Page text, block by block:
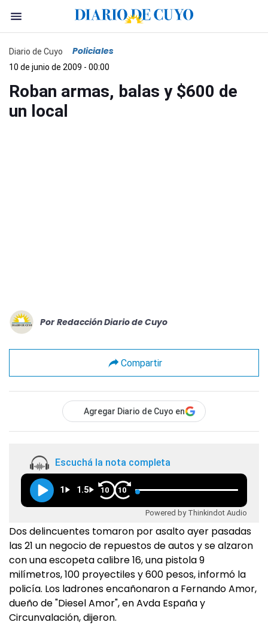
Diario de Cuyo Policiales
10 de junio de 2009 - 00:00
Roban armas, balas y $600 de
un local
Por Redacción Diario de Cuyo
Compartir
Agregar Diario de Cuyo en
Escuchá la nota completa
1 1.5 10 10
Powered by Thinkindot Audio
Dos delincuentes tomaron por asalto ayer pasadas
las 21 un negocio de repuestos de autos y se alzaron
con una escopeta calibre 16, una pistola 9
milímetros, 100 proyectiles y 600 pesos, informó la
policía. Los ladrones encañonaron a Fernando Amor,
dueño de "Diesel Amor", en Avda España y
Circunvalación, dijeron.